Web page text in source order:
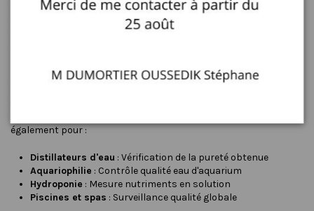
osmoseurs domestiques et industriels. Attention cependant :
cet appareil ne s'utilise pas avec les filtres à charbon actif, les
générateurs d'hydrogène moléculaire ou les dynamiseurs d'eau,
Applications Complémentaires du Testeur TDS
également pour :
Distillateurs d'eau : Vérification de la pureté obtenue
Aquariophilie : Contrôle qualité eau d'aquarium
Hydroponie : Mesure nutriments en solution
Piscines et spas : Surveillance qualité globale